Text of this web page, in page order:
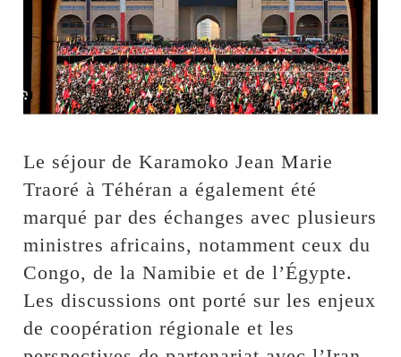
Le séjour de Karamoko Jean Marie
Traoré à Téhéran a également été
marqué par des échanges avec plusieurs
ministres africains, notamment ceux du
Congo, de la Namibie et de l’Égypte.
Les discussions ont porté sur les enjeux
de coopération régionale et les